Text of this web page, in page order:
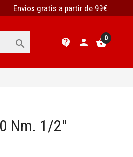
Envios gratis a partir de 99€
 contact_support person shopping_basket0
Nm. 1/2"